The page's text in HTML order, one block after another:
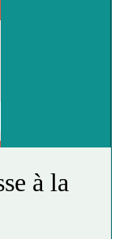
gratuit.
ce service ?
de
à la